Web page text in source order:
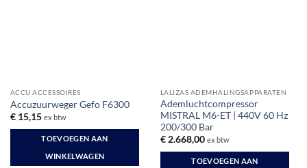
ACCU ACCESSOIRES
Accuzuurweger Gefo F6300
€15,15 ex btw
TOEVOEGEN AAN
WINKELWAGEN
LALIZAS ADEMHALINGSAPPARATEN
Ademluchtcompressor
MISTRAL M6-ET | 440V 60 Hz
200/300 Bar
€2.668,00 ex btw
TOEVOEGEN AAN